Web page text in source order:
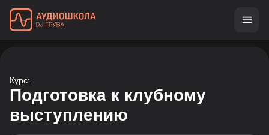
Курс:
Подготовка к клубному
выступлению